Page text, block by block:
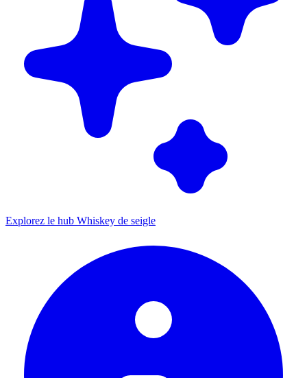
Explorez le hub Whiskey de seigle